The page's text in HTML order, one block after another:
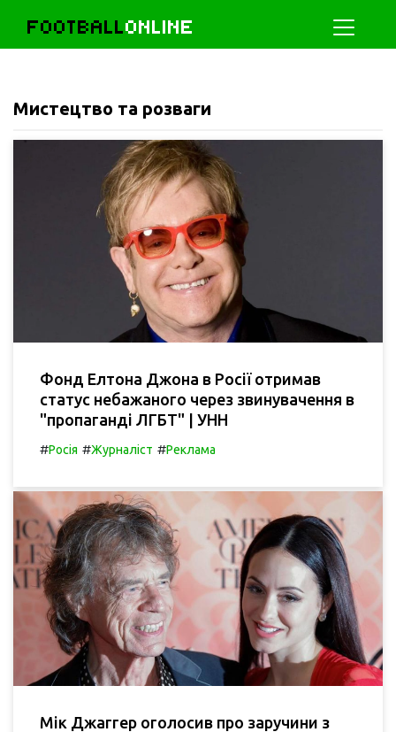
FOOTBALLONLINE
Мистецтво та розваги
Фонд Елтона Джона в Росії отримав
статус небажаного через звинувачення в
"пропаганді ЛГБТ" | УНН
#Росія #Журналіст #Реклама
Мік Джаггер оголосив про заручини з